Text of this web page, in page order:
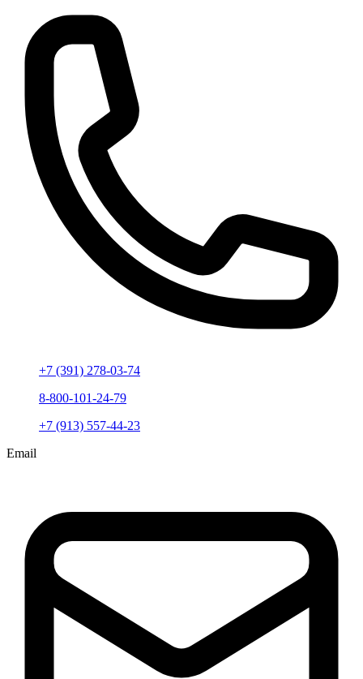
+7 (391) 278-03-74
8-800-101-24-79
+7 (913) 557-44-23
Email